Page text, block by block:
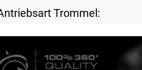
Trommel: